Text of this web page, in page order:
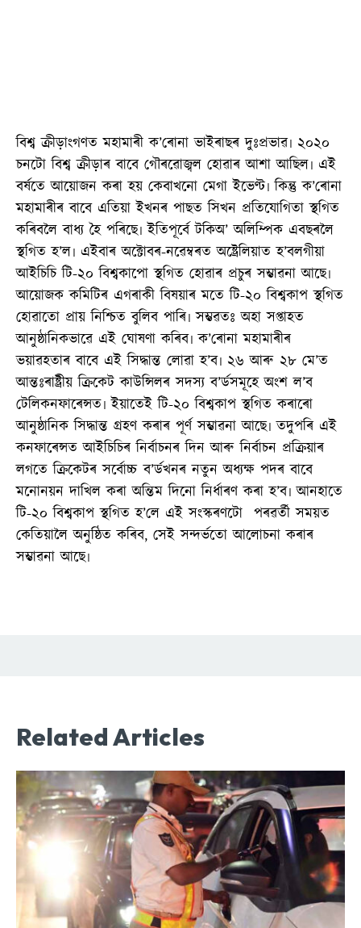
বিশ্ব ক্ৰীড়াংগণত মহামাৰী ক’ৰোনা ভাইৰাছৰ দুঃপ্ৰভাৱ৷ ২০২০
চনটো বিশ্ব ক্ৰীড়াৰ বাবে গৌৰৱোজ্বল হোৱাৰ আশা আছিল৷ এই
বৰ্ষতে আয়োজন কৰা হয় কেবাখনো মেগা ইভেণ্ট৷ কিন্তু ক’ৰোনা
মহামাৰীৰ বাবে এতিয়া ইখনৰ পাছত সিখন প্ৰতিযোগিতা স্থগিত
কৰিবলৈ বাধ্য হৈ পৰিছে৷ ইতিপূৰ্বে টকিঅ’ অলিম্পিক এবছৰলৈ
স্থগিত হ’ল৷ এইবাৰ অক্টোবৰ-নৱেম্বৰত অষ্ট্ৰেলিয়াত হ’বলগীয়া
আইচিচি টি-২০ বিশ্বকাপো স্থগিত হোৱাৰ প্ৰচুৰ সম্ভাৱনা আছে৷
আয়োজক কমিটিৰ এগৰাকী বিষয়াৰ মতে টি-২০ বিশ্বকাপ স্থগিত
হোৱাতো প্ৰায় নিশ্চিত বুলিব পাৰি৷ সম্ভৱতঃ অহা সপ্তাহত
আনুষ্ঠানিকভাৱে এই ঘোষণা কৰিব৷ ক’ৰোনা মহামাৰীৰ
ভয়াৱহতাৰ বাবে এই সিদ্ধান্ত লোৱা হ’ব৷ ২৬ আৰু ২৮ মে’ত
আন্তঃৰাষ্ট্ৰীয় ক্ৰিকেট কাউন্সিলৰ সদস্য ব’ৰ্ডসমূহে অংশ ল’ব
টেলিকনফাৰেন্সত৷ ইয়াতেই টি-২০ বিশ্বকাপ স্থগিত কৰাৰো
আনুষ্ঠানিক সিদ্ধান্ত গ্ৰহণ কৰাৰ পূৰ্ণ সম্ভাৱনা আছে৷ তদুপৰি এই
কনফাৰেন্সত আইচিচিৰ নিৰ্বাচনৰ দিন আৰু নিৰ্বাচন প্ৰক্ৰিয়াৰ
লগতে ক্ৰিকেটৰ সৰ্বোচ্চ ব’ৰ্ডখনৰ নতুন অধ্যক্ষ পদৰ বাবে
মনোনয়ন দাখিল কৰা অন্তিম দিনো নিৰ্ধাৰণ কৰা হ’ব৷ আনহাতে
টি-২০ বিশ্বকাপ স্থগিত হ’লে এই সংস্কৰণটো পৰৱৰ্তী সময়ত
কেতিয়ালৈ অনুষ্ঠিত কৰিব, সেই সন্দৰ্ভতো আলোচনা কৰাৰ
সম্ভাৱনা আছে৷
Related Articles